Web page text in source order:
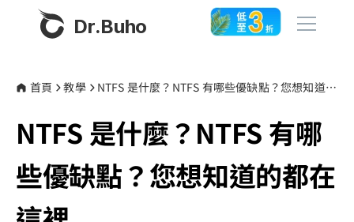
Dr.Buho
產品
BuhoCleaner
BuhoUnlocker
商店
首頁 教學 NTFS 是什麼？NTFS 有哪些優缺點？您想知道的都在這裡
NTFS 是什麼？NTFS 有哪
些優缺點？您想知道的都在